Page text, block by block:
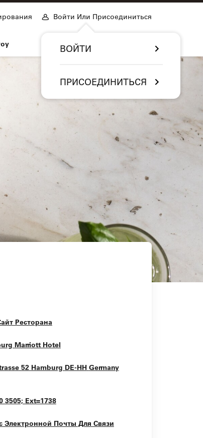
Войти Или Присоединиться
ВОЙТИ
ПРИСОЕДИНИТЬСЯ
РесторанаOpens In New Window
Marriott HotelOpens In New Window
52 Hamburg DE-HH Germany
In New Window
3505; Ext=1738
Электронной Почты Для Связи